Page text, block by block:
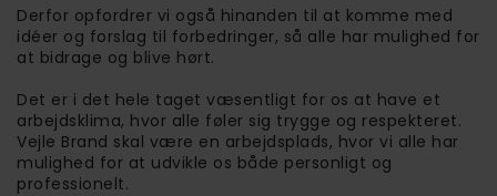
Derfor opfordrer vi også hinanden til at komme med
idéer og forslag til forbedringer, så alle har mulighed for
at bidrage og blive hørt.
Det er i det hele taget væsentligt for os at have et
arbejdsklima, hvor alle føler sig trygge og respekteret.
Vejle Brand skal være en arbejdsplads, hvor vi alle har
mulighed for at udvikle os både personligt og
professionelt.